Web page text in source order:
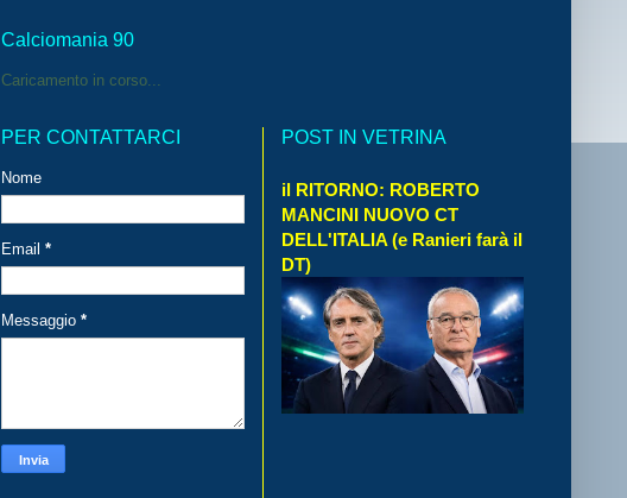
Calciomania 90
Caricamento in corso...
PER CONTATTARCI
Nome
Email *
Messaggio *
POST IN VETRINA
il RITORNO: ROBERTO
MANCINI NUOVO CT
DELL'ITALIA (e Ranieri farà il
DT)